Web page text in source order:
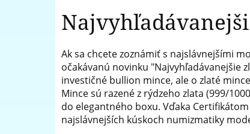
medailí
Ak sa chcete zoznámiť s najslávnejšími
očakávanú novinku "Najvyhľadávanejšie
investičné bullion mince, ale o zlaté
Mince sú razené z rýdzeho zlata (999/
do elegantného boxu. Vďaka
najslávnejších kúskoch numizmatiky